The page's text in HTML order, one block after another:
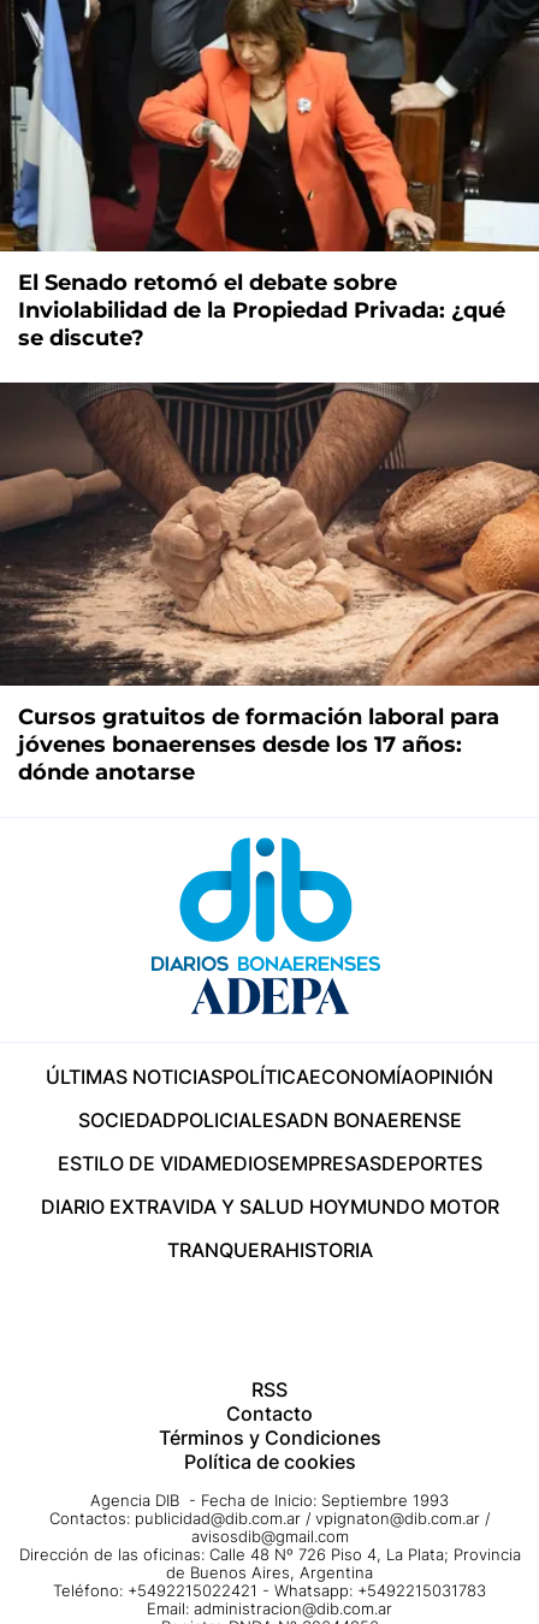
El Senado retomó el debate sobre
Inviolabilidad de la Propiedad Privada: ¿qué
se discute?
Cursos gratuitos de formación laboral para
jóvenes bonaerenses desde los 17 años:
dónde anotarse
ÚLTIMAS NOTICIASPOLÍTICAECONOMÍAOPINIÓN
SOCIEDADPOLICIALESADN BONAERENSE
ESTILO DE VIDAMEDIOSEMPRESASDEPORTES
DIARIO EXTRAVIDA Y SALUD HOYMUNDO MOTOR
TRANQUERAHISTORIA
RSS
Contacto
Términos y Condiciones
Política de cookies
Agencia DIB - Fecha de Inicio: Septiembre 1993
Contactos: publicidad@dib.com.ar / vpignaton@dib.com.ar /
avisosdib@gmail.com
Dirección de las oficinas: Calle 48 Nº 726 Piso 4, La Plata; Provincia
de Buenos Aires, Argentina
Teléfono: +5492215022421 - Whatsapp: +5492215031783
Email: administracion@dib.com.ar